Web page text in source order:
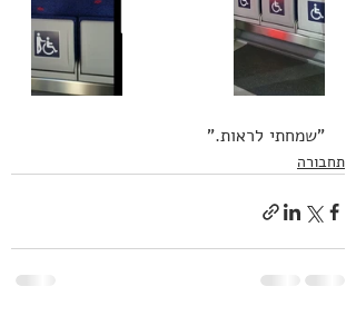
"שמחתי לראות."
תחבורה